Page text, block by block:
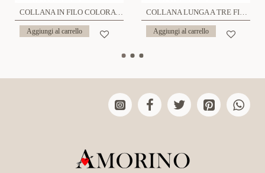
COLLANA IN FILO COLORATO CON CHARMS - YNK241504A999
Aggiungi al carrello
COLLANA LUNGA A TRE FILI CON PIETRE E CIONDOLO SOLE - YY25164C634
Aggiungi al carrello